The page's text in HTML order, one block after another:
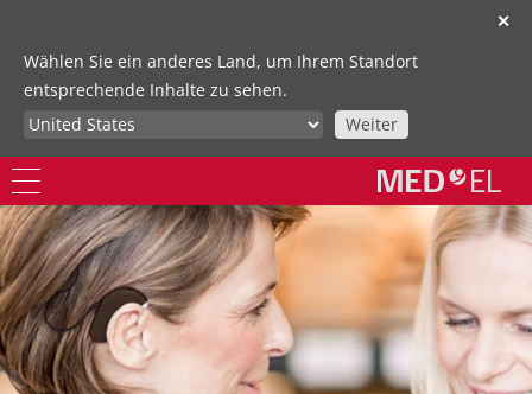
✕
Wählen Sie ein anderes Land, um Ihrem Standort
entsprechende Inhalte zu sehen.
Weiter